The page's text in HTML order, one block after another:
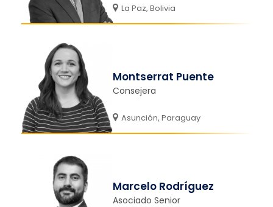
La Paz, Bolivia
Montserrat Puente
Consejera
Asunción, Paraguay
Marcelo Rodríguez
Asociado Senior